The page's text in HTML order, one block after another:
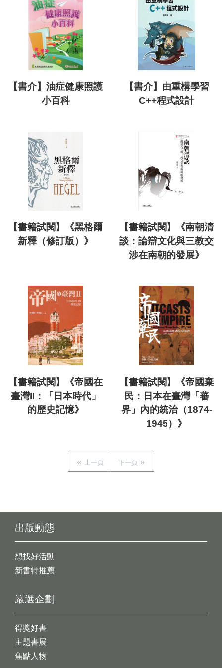
【書介】油症健康照護
小百科
【書介】由重構學習
C++程式設計
【書籍試閱】《黑格爾
新釋（修訂版）》
【書籍試閱】《南朝清
談：論辯文化與三教交
涉在南朝的發展》
【書籍試閱】《帝國在
臺灣II：「日本時代」
的歷史記憶》
【書籍試閱】《帝國棄
民：日本在臺灣「蕃
界」內的統治（1874-
1945）》
上一頁 下一頁
出版動態
想找好活動
新書特推薦
嚴選企劃
得獎好書
主題書展
焦點人物